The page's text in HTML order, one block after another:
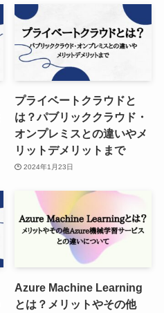
プライベートクラウドと
は？パブリッククラウド・
オンプレミスとの違いやメ
リットデメリットまで
2024年1月23日
Azure Machine Learning
とは？メリットやその他